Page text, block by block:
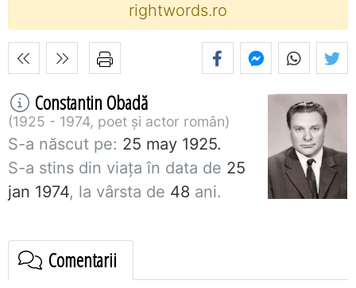
rightwords.ro
Constantin Obadă
1925 - 1974, poet și actor român
S-a născut pe: 25 may 1925.
S-a stins din viaţa în data de 25
jan 1974, la vârsta de 48 ani.
Comentarii